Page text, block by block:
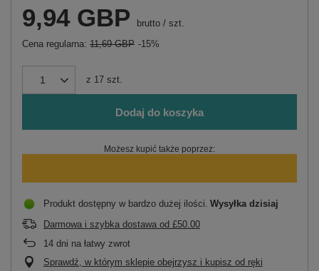
9,94 GBP brutto / szt.
Cena regularna: 11,69 GBP -15%
z 17 szt.
Dodaj do koszyka
Możesz kupić także poprzez:
Produkt dostępny w bardzo dużej ilości Wysyłka dzisiaj
Darmowa i szybka dostawa od £50.00
14 dni na łatwy zwrot
Sprawdź, w którym sklepie obejrzysz i kupisz od ręki